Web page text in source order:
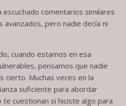
comentarios similares
avanzados, pero nadie decía ni
cuando estamos en esa
pensamos que nadie
cierto. Muchas veces en la
suficiente para abordar
cuestionan si hiciste algo para